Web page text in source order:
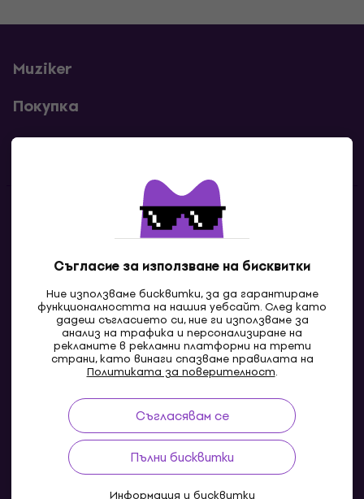
Съгласие за използване на бисквитки
Ние използваме бисквитки, за да гарантираме
функционалността на нашия уебсайт. След като
дадеш съгласието си, ние ги използваме за
анализ на трафика и персонализиране на
рекламите в рекламни платформи на трети
страни, като винаги спазваме правилата на
Политиката за поверителност.
Съгласявам се
Пълни бисквитки
Информация и бисквитки
Muziker
Покупка
Полезни линкове
Контакти
MK